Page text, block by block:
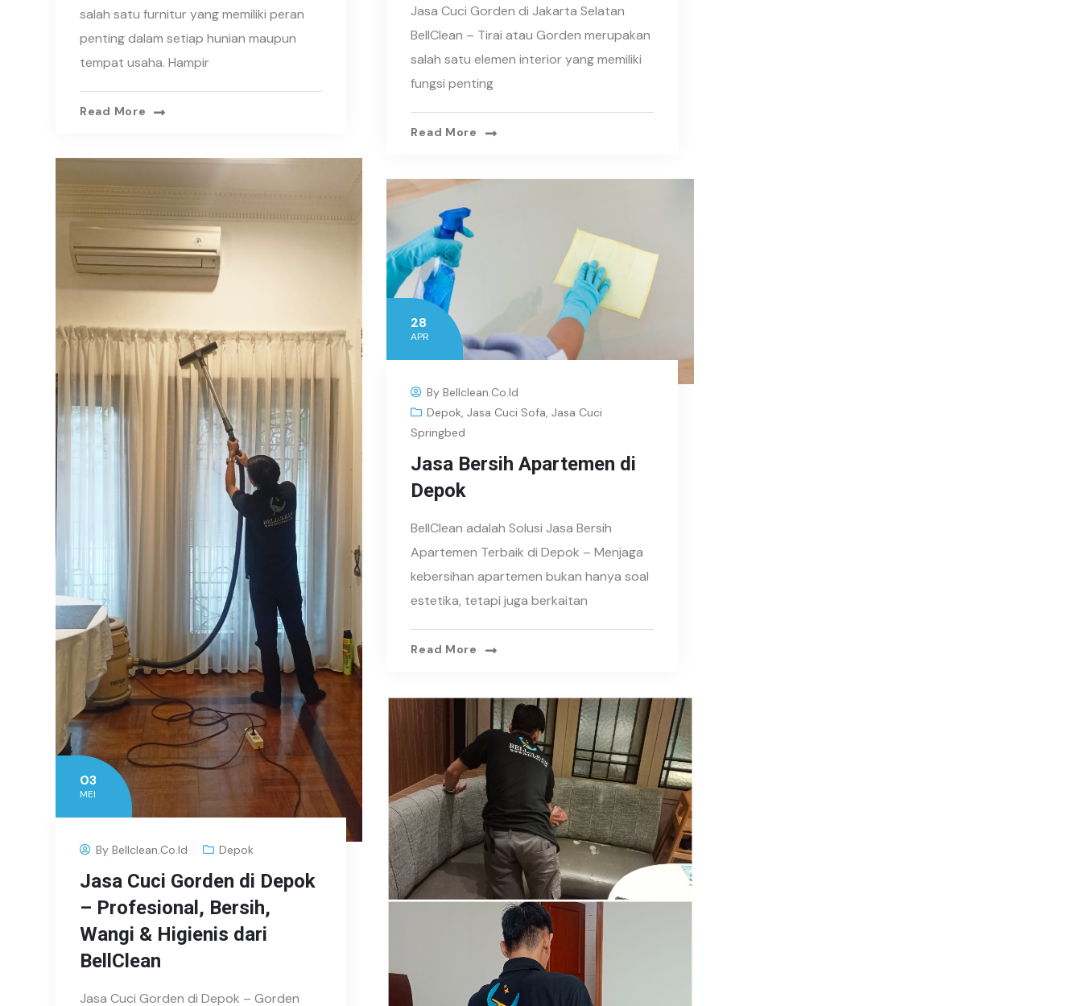
Jasa Cuci Gorden di Jakarta Selatan
BellClean – Tirai atau Gorden merupakan
salah satu elemen interior yang memiliki
fungsi penting
Read More
salah satu furnitur yang memiliki peran
penting dalam setiap hunian maupun
tempat usaha. Hampir
Read More
03
MEI
By Bellclean.co.id Depok
Jasa Cuci Gorden di Depok
– Profesional, Bersih,
Wangi & Higienis dari
BellClean
Jasa Cuci Gorden di Depok – Gorden
28
APR
ByBellclean.co.id
Depok ,Jasa Cuci Sofa ,Jasa Cuci
Springbed
Jasa Bersih Apartemen di
Depok
BellClean adalah Solusi Jasa Bersih
Apartemen Terbaik di Depok – Menjaga
kebersihan apartemen bukan hanya soal
estetika, tetapi juga berkaitan
Read More